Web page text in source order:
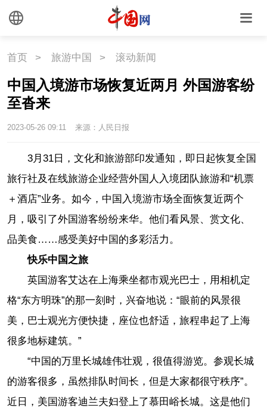
首页 > 旅游中国 > 滚动新闻
中国入境游市场恢复近两月 外国游客纷
至沓来
2023-05-26 09:11 来源：人民日报
3月31日，文化和旅游部印发通知，即日起恢复全国
旅行社及在线旅游企业经营外国人入境团队旅游和“机票
＋酒店”业务。如今，中国入境游市场全面恢复近两个
月，吸引了外国游客纷纷来华。他们看风景、赏文化、
品美食……感受美好中国的多彩活力。
快乐中国之旅
英国游客艾达在上海乘坐都市观光巴士，用相机定
格“东方明珠”的那一刻时，兴奋地说：“眼前的风景很
美，巴士观光方便快捷，座位也舒适，旅程串起了上海
很多地标建筑。”
“中国的万里长城雄伟壮观，很值得游览。参观长城
的游客很多，虽然排队时间长，但是大家都很守秩序”。
近日，美国游客迪兰夫妇登上了慕田峪长城。这是他们